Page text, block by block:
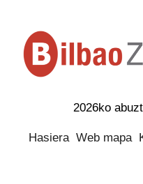
2026ko
Hasiera Web mapa